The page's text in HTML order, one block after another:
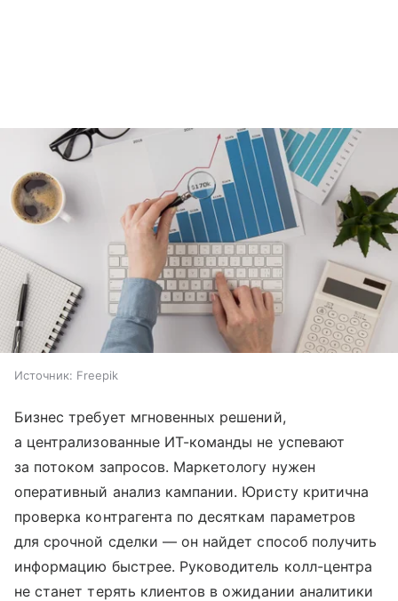
Источник: Freepik
Бизнес требует мгновенных решений,
а централизованные ИТ-команды не успевают
за потоком запросов. Маркетологу нужен
оперативный анализ кампании. Юристу критична
проверка контрагента по десяткам параметров
для срочной сделки — он найдет способ получить
информацию быстрее. Руководитель колл-центра
не станет терять клиентов в ожидании аналитики